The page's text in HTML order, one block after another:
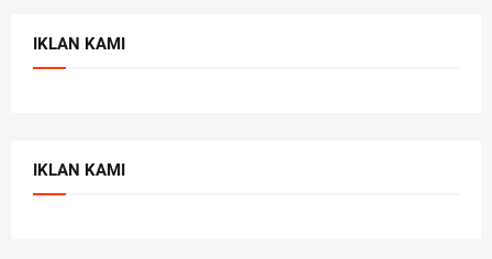
IKLAN KAMI
IKLAN KAMI